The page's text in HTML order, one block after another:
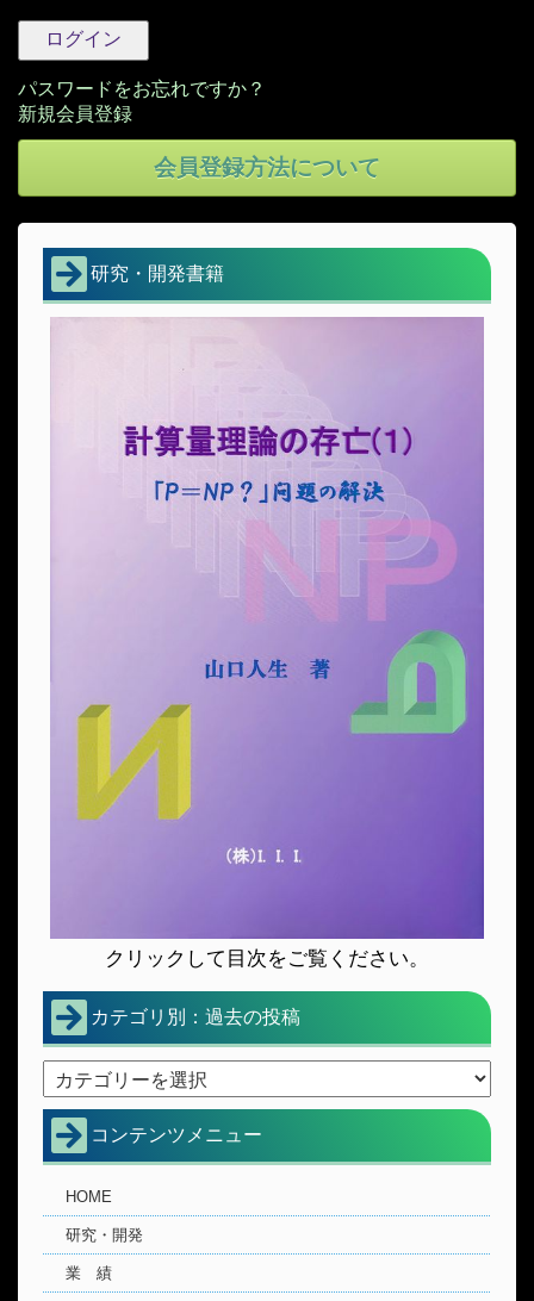
パスワードをお忘れですか？
会員登録方法について
研究・開発書籍
クリックして目次をご覧ください。
カテゴリ別：過去の投稿
コンテンツメニュー
HOME
研究・開発
業 績